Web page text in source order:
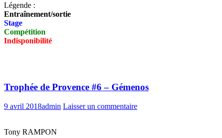
Légende :
Entraînement/sortie
Stage
Compétition
Indisponibilité
Trophée de Provence #6 – Gémenos
9 avril 2018admin Laisser un commentaire
Tony RAMPON